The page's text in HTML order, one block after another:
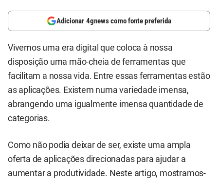
Adicionar 4gnews como fonte preferida
Vivemos uma era digital que coloca à nossa
disposição uma mão-cheia de ferramentas que
facilitam a nossa vida. Entre essas ferramentas estão
as aplicações. Existem numa variedade imensa,
abrangendo uma igualmente imensa quantidade de
categorias.
Como não podia deixar de ser, existe uma ampla
oferta de aplicações direcionadas para ajudar a
aumentar a produtividade. Neste artigo, mostramos-